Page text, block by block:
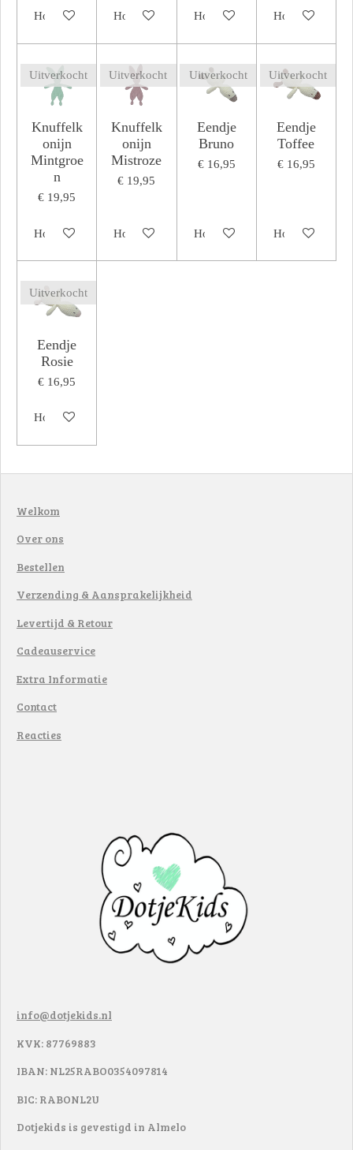
Houd mij op de hoogteHoud mij op de hoogteHoud mij op de hoogteHoud mij op de
Uitverkocht
Knuffelk
onijn
Mintgroe
n
€ 19,95
Houd mij op de hoogte
Uitverkocht
Knuffelk
onijn
Mistroze
€ 19,95
Houd mij op de hoogte
Uitverkocht
Eendje
Bruno
€ 16,95
Houd mij op de hoogte
Uitverkocht
Eendje
Toffee
€ 16,95
Houd mij op de
Uitverkocht
Eendje
Rosie
€ 16,95
Houd mij op de hoogte
Welkom
Over ons
Bestellen
Verzending & Aansprakelijkheid
Levertijd & Retour
Cadeauservice
Extra Informatie
Contact
Reacties
info@dotjekids.nl
KVK: 87769883
IBAN: NL25RABO0354097814
BIC: RABONL2U
Dotjekids is gevestigd in Almelo